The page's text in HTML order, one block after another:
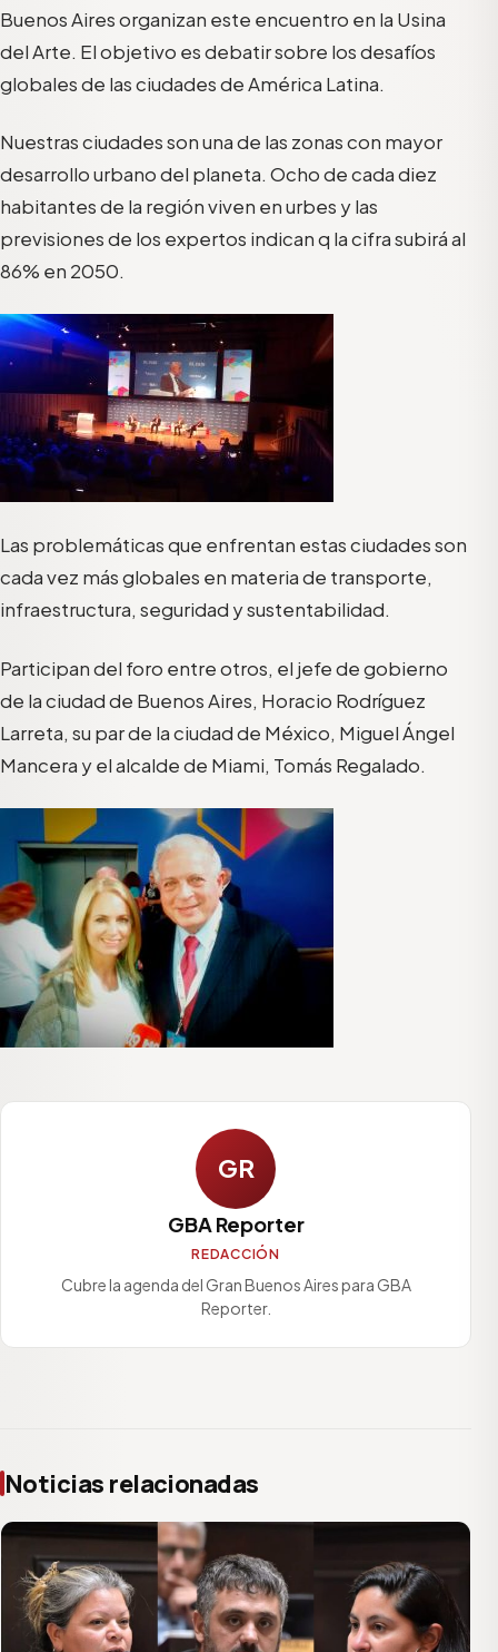
Buenos Aires organizan este encuentro en la Usina
del Arte. El objetivo es debatir sobre los desafíos
globales de las ciudades de América Latina.
Nuestras ciudades son una de las zonas con mayor
desarrollo urbano del planeta. Ocho de cada diez
habitantes de la región viven en urbes y las
previsiones de los expertos indican q la cifra subirá al
86% en 2050.
Las problemáticas que enfrentan estas ciudades son
cada vez más globales en materia de transporte,
infraestructura, seguridad y sustentabilidad.
Participan del foro entre otros, el jefe de gobierno
de la ciudad de Buenos Aires, Horacio Rodríguez
Larreta, su par de la ciudad de México, Miguel Ángel
Mancera y el alcalde de Miami, Tomás Regalado.
GR
GBA Reporter
REDACCIÓN
Cubre la agenda del Gran Buenos Aires para GBA
Reporter.
Noticias relacionadas